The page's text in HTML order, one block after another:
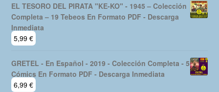
EL TESORO DEL PIRATA "KE-KO" - 1945 – Colección
Completa – 19 Tebeos En Formato PDF - Descarga
Inmediata
5,99 €
GRETEL - En Español - 2019 - Colección Completa - 5
Cómics En Formato PDF - Descarga Inmediata
6,99 €